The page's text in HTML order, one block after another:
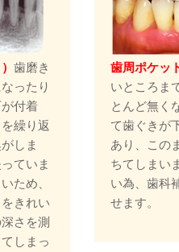
歯磨き
ったり
付着
繰り返
しま
ていま
ため、
きれい
さを測
しまっ
歯周ポケッ
いところま
とんど無く
て歯ぐきが
あり、この
ちてしまい
い為、歯科
せます。